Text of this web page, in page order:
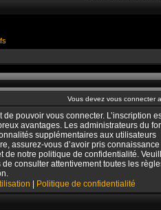
Vous devez vous connecter
pouvoir vous connecter. L’inscription
avantages. Les administrateurs du
supplémentaires aux utilisateurs
assurez-vous d’avoir pris
de notre politique de confidentialité.
consulter attentivement toutes les
Politique de confidentialité